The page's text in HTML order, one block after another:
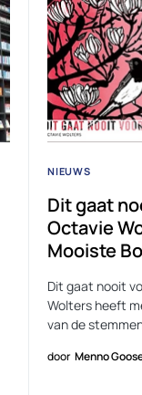
NIEUWS
Dit gaat
Octavie
Mooiste
Dit gaat nooit
Wolters heeft
van de
door Menno